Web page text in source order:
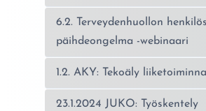
6.2. Terveydenhuollon
päihdeongelma -webinaari
1.2. AKY: Tekoäly
23.1.2024 JUKO: Työskentely